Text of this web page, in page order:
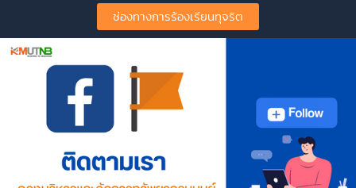
ช่องทางการร้องเรียนทุจริต